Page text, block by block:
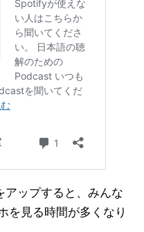
アップすると、みんな
を見る時間が多くなり